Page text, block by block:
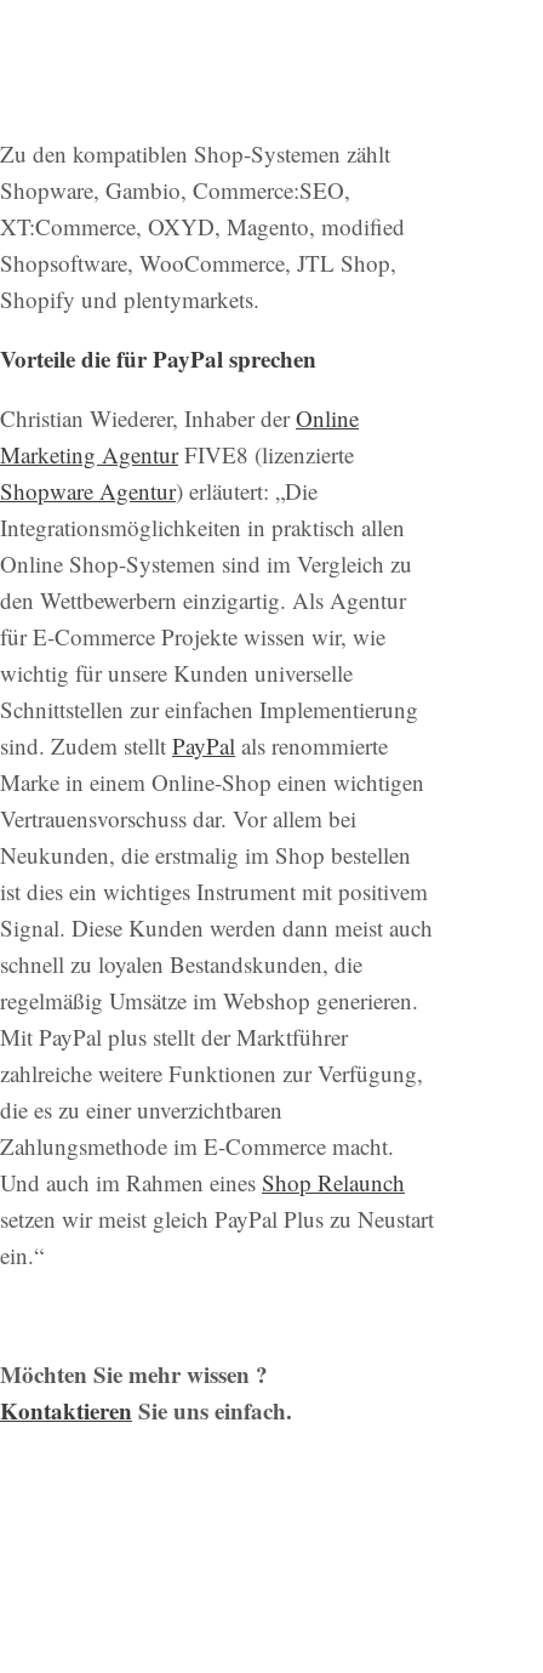
Zu den kompatiblen Shop-Systemen zählt
Shopware, Gambio, Commerce:SEO,
XT:Commerce, OXYD, Magento, modified
Shopsoftware, WooCommerce, JTL Shop,
Shopify und plentymarkets.
Vorteile die für PayPal sprechen
Christian Wiederer, Inhaber derOnline
Marketing AgenturFIVE8 (lizenzierte
Shopware Agentur) erläutert: „Die
Integrationsmöglichkeiten in praktisch allen
Online Shop-Systemen sind im Vergleich zu
den Wettbewerbern einzigartig. Als Agentur
für E-Commerce Projekte wissen wir, wie
wichtig für unsere Kunden universelle
Schnittstellen zur einfachen Implementierung
sind. Zudem stellt PayPal als renommierte
Marke in einem Online-Shop einen wichtigen
Vertrauensvorschuss dar. Vor allem bei
Neukunden, die erstmalig im Shop bestellen
ist dies ein wichtiges Instrument mit positivem
Signal. Diese Kunden werden dann meist auch
schnell zu loyalen Bestandskunden, die
regelmäßig Umsätze im Webshop generieren.
Mit PayPal plus stellt der Marktführer
zahlreiche weitere Funktionen zur Verfügung,
die es zu einer unverzichtbaren
Zahlungsmethode im E-Commerce macht.
Und auch im Rahmen eines Shop Relaunch
setzen wir meist gleich PayPal Plus zu Neustart
ein.“
Möchten Sie mehr wissen ?
Kontaktieren Sie uns einfach.